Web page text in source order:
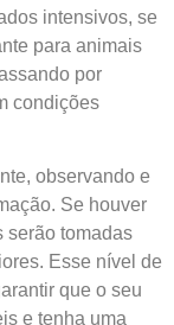
intensivos, se
para animais
por
condições
observando e
Se houver
serão tomadas
Esse nível de
que o seu
e tenha uma